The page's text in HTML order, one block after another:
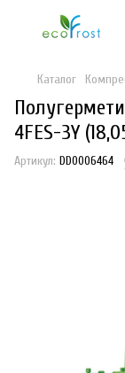
Каталог
4FES-3Y
Артикул: DD0006464